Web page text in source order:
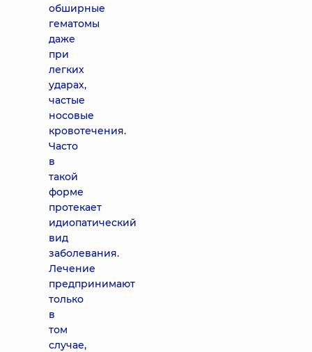
обширные
гематомы
даже
при
легких
ударах,
частые
носовые
кровотечения.
Часто
в
такой
форме
протекает
идиопатический
вид
заболевания.
Лечение
предпринимают
только
в
том
случае,